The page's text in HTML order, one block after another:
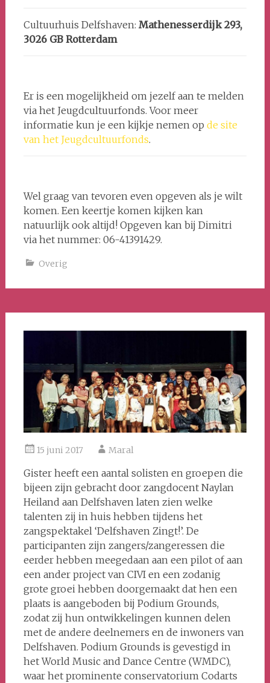
Cultuurhuis Delfshaven: Mathenesserdijk 293,
3026 GB Rotterdam
Er is een mogelijkheid om jezelf aan te melden
via het Jeugdcultuurfonds. Voor meer
informatie kun je een kijkje nemen op de site
van het Jeugdcultuurfonds.
Wel graag van tevoren even opgeven als je wilt
komen. Een keertje komen kijken kan
natuurlijk ook altijd! Opgeven kan bij Dimitri
via het nummer: 06-41391429.
Overig
15 juni 2017 Maral
Gister heeft een aantal solisten en groepen die
bijeen zijn gebracht door zangdocent Naylan
Heiland aan Delfshaven laten zien welke
talenten zij in huis hebben tijdens het
zangspektakel ‘Delfshaven Zingt!’. De
participanten zijn zangers/zangeressen die
eerder hebben meegedaan aan een pilot of aan
een ander project van CIVI en een zodanig
grote groei hebben doorgemaakt dat hen een
plaats is aangeboden bij Podium Grounds,
zodat zij hun ontwikkelingen kunnen delen
met de andere deelnemers en de inwoners van
Delfshaven. Podium Grounds is gevestigd in
het World Music and Dance Centre (WMDC),
waar het prominente conservatorium Codarts